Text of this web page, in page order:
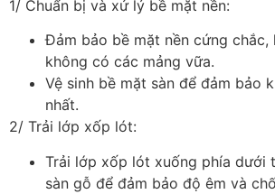
1/ Chuẩn bị và xử lý bề mặt nền:
Đảm bảo bề mặt nền cứng chắc,
không có các mảng vữa.
Vệ sinh bề mặt sàn để đảm bảo
nhất.
2/ Trải lớp xốp lót:
Trải lớp xốp lót xuống phía dưới
sàn gỗ để đảm bảo độ êm và